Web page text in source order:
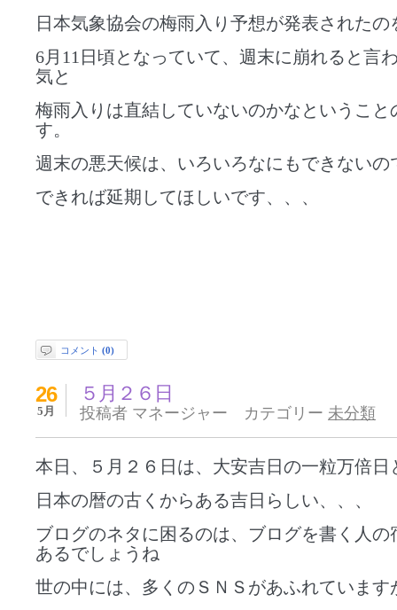
日本気象協会の梅雨入り予想が発表されたの
6月11日頃となっていて、週末に崩れると言
気と
梅雨入りは直結していないのかなということ
す。
週末の悪天候は、いろいろなにもできないの
できれば延期してほしいです、、、
コメント (0)
５月２６日
26
5月 投稿者 マネージャー カテゴリー 未分類
本日、５月２６日は、大安吉日の一粒万倍日
日本の暦の古くからある吉日らしい、、、
ブログのネタに困るのは、ブログを書く人の
あるでしょうね
世の中には、多くのＳＮＳがあふれています